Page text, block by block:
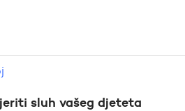
sluh vašeg djeteta